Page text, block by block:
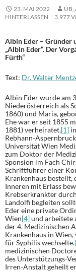
23. MAI 2022
HINTERLASSEN
3.977
Albin Eder – Gründer
„Albin Eder“. Der
Fürth“
Text: Dr. Walter
Albin Eder wurde am
Niederösterreich als
1860) und Maria,
Ehe war er seit 1855
1881) verheiratet,[1]
Rebhann-
Universität Wien
zum Doktor der
Sponsion im Fach
Schriftführer einer
Krankenhaus bestellt,
Inneren mit Erlass
Krebserkrankter
Landolfi begleiten
Eder eine private
Wien[4]und arbeitete
der 4. Medizinischen
Krankenhaus in
für Syphilis wechselte.
medizinischen
des Unterstützungs-
Irren-Anstalt geheilt